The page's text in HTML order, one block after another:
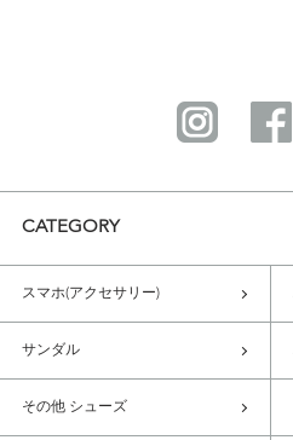
CATEGORY
スマホ(アクセサリー)
サンダル
その他 シューズ